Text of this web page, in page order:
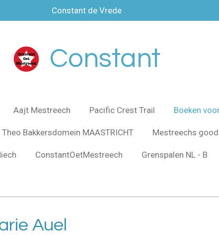
Constant de Vrede
Constant
Aajt Mestreech Pacific Crest Trail Boeken
Theo Bakkersdomein MAASTRICHT Mestreechs good
ConstantOetMestreech Grenspalen NL - B
Auel